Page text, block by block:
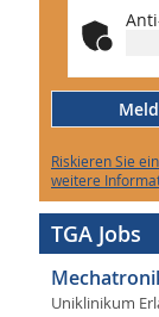
Riskieren Sie
weitere
TGA Jobs
Uniklinikum